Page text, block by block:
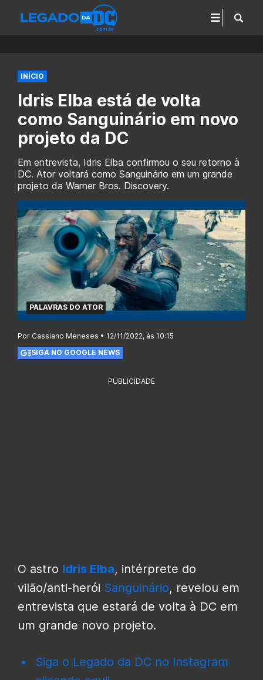
INÍCIO
Idris Elba está de volta
como Sanguinário em novo
projeto da DC
Em entrevista, Idris Elba confirmou o seu retorno à
DC. Ator voltará como Sanguinário em um grande
projeto da Warner Bros. Discovery.
PALAVRAS DO ATOR
Por Cassiano Meneses • 12/11/2022, às 10:15
SIGA NO GOOGLE NEWS
PUBLICIDADE
O astro Idris Elba, intérprete do
vilão/anti-herói Sanguinário, revelou em
entrevista que estará de volta à DC em
um grande novo projeto.
Siga o Legado da DC no Instagram